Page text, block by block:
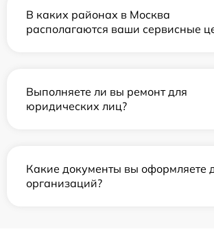
В каких районах в Москва
располагаются ваши сервисные
Выполняете ли вы ремонт для
юридических лиц?
Какие документы вы оформляете
организаций?